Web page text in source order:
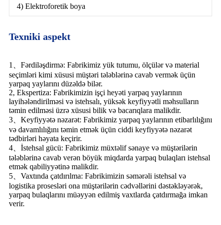
4) Elektroforetik boya
Texniki aspekt
1、Fərdiləşdirmə: Fabrikimiz yük tutumu, ölçülər və material
seçimləri kimi xüsusi müştəri tələblərinə cavab vermək üçün
yarpaq yaylarını düzəldə bilər.
2, Ekspertiza: Fabrikimizin işçi heyəti yarpaq yaylarının
layihələndirilməsi və istehsalı, yüksək keyfiyyətli məhsulların
təmin edilməsi üzrə xüsusi bilik və bacarıqlara malikdir.
3、Keyfiyyətə nəzarət: Fabrikimiz yarpaq yaylarının etibarlılığını
və davamlılığını təmin etmək üçün ciddi keyfiyyətə nəzarət
tədbirləri həyata keçirir.
4、İstehsal gücü: Fabrikimiz müxtəlif sənaye və müştərilərin
tələblərinə cavab verən böyük miqdarda yarpaq bulaqları istehsal
etmək qabiliyyətinə malikdir.
5、Vaxtında çatdırılma: Fabrikimizin səmərəli istehsal və
logistika prosesləri ona müştərilərin cədvəllərini dəstəkləyərək,
yarpaq bulaqlarını müəyyən edilmiş vaxtlarda çatdırmağa imkan
verir.